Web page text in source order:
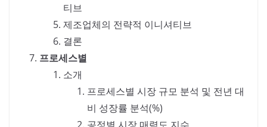
티브
제조업체의 전략적 이니셔티브
결론
프로세스별
소개
프로세스별 시장 규모 분석 및 전년 대
비 성장률 분석(%)